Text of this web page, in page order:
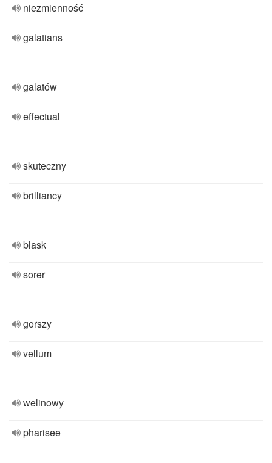
niezmienność
galatians
galatów
effectual
skuteczny
brilliancy
blask
sorer
gorszy
vellum
welinowy
pharisee